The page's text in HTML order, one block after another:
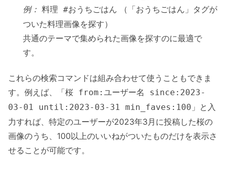
例： 料理 #おうちごはん （「おうちごはん」タグが
ついた料理画像を探す）
共通のテーマで集められた画像を探すのに最適で
す。
これらの検索コマンドは組み合わせて使うこともできま
す。例えば、「桜 from:ユーザー名 since:2023-
03-01 until:2023-03-31 min_faves:100 」と入
力すれば、特定のユーザーが2023年3月に投稿した桜の
画像のうち、100以上のいいねがついたものだけを表示さ
せることが可能です。